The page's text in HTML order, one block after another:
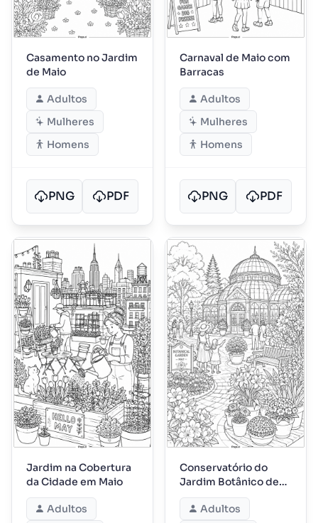
Casamento no Jardim
de Maio
Adultos
Mulheres
Homens
PNG PDF
Carnaval de Maio com
Barracas
Adultos
Mulheres
Homens
PNG PDF
Jardim na Cobertura
da Cidade em Maio
Adultos
Conservatório do
Jardim Botânico de
Maio
Adultos